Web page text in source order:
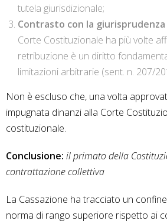
tutela giurisdizionale;
Contrasto con la
Corte Costituzionale ha più volte
retribuzione è un diritto
limitazioni arbitrarie (sent. n. 207/
Non è escluso che, una volta
impugnata dinanzi alla Corte
costituzionale.
Conclusione: il primato della
contrattazione collettiva
La Cassazione ha tracciato un
norma di rango superiore rispetto ai